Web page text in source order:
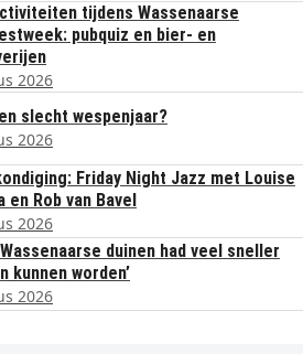
tijdens Wassenaarse
pubquiz en bier- en
2026
slecht wespenjaar?
2026
Friday Night Jazz met Louise
en Rob van Bavel
2026
Wassenaarse duinen had veel sneller
kunnen worden’
2026